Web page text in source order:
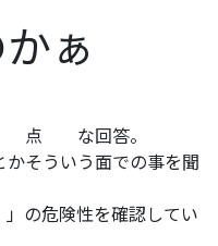
ぁ
な回答。
そういう面での事を聞
の危険性を確認してい